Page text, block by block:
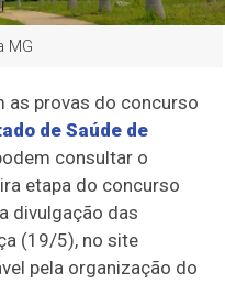
MG
as provas do concurso
de Saúde de
consultar o
etapa do concurso
divulgação das
(19/5), no site
pela organização do